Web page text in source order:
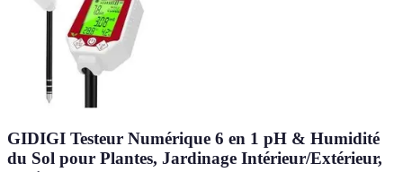
GIDIGI Testeur Numérique 6 en 1 pH & Humidité
du Sol pour Plantes, Jardinage Intérieur/Extérieur,